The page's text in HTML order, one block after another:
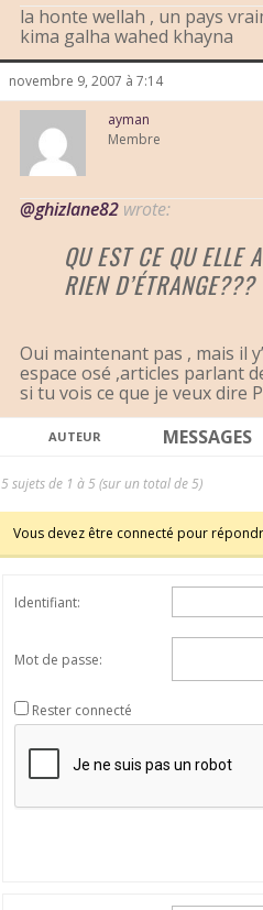
la honte wellah , un pays
kima galha wahed khayna
novembre 9, 2007 à 7:14
ayman
Membre
@ghizlane82 wrote:
QU EST CE QU ELLE
RIEN D’ÉTRANGE???
Oui maintenant pas , mais il
espace osé ,articles parlant
si tu vois ce que je veux dire
AUTEUR MESSAGES
5 sujets de 1 à 5 (sur un total de 5)
Vous devez être connecté pour
Identifiant:
Mot de passe:
Rester connecté